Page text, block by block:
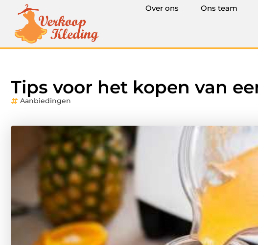
Over ons Ons team
Tips voor het kopen van
Aanbiedingen